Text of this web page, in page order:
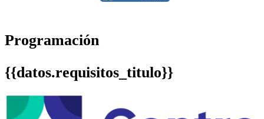
Programación
{{datos.requisitos_titulo}}